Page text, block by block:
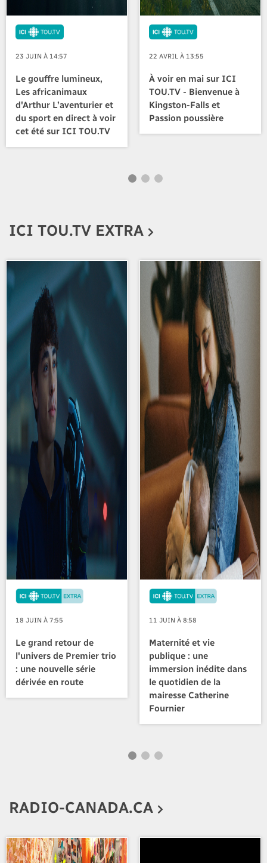
23 JUIN À 14:57
Le gouffre lumineux,
Les africanimaux
d'Arthur L’aventurier et
du sport en direct à voir
cet été sur ICI TOU.TV
22 AVRIL À 13:55
À voir en mai sur ICI
TOU.TV - Bienvenue à
Kingston-Falls et
Passion poussière
ICI TOU.TV EXTRA
18 JUIN À 7:55
Le grand retour de
l'univers de Premier trio
: une nouvelle série
dérivée en route
11 JUIN À 8:58
Maternité et vie
publique : une
immersion inédite dans
le quotidien de la
mairesse Catherine
Fournier
RADIO-CANADA.CA